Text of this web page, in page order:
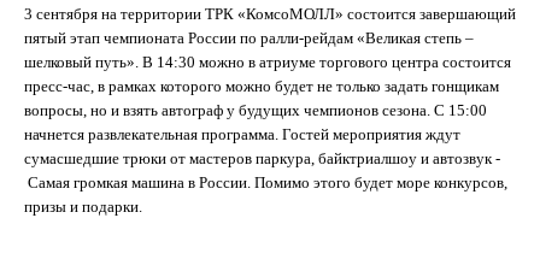
3 сентября на территории ТРК «КомсоМОЛЛ» состоится завершающий
пятый этап чемпионата России по ралли-рейдам «Великая степь –
шелковый путь». В 14:30 можно в атриуме торгового центра состоится
пресс-час, в рамках которого можно будет не только задать гонщикам
вопросы, но и взять автограф у будущих чемпионов сезона. С 15:00
начнется развлекательная программа. Гостей мероприятия ждут
сумасшедшие трюки от мастеров паркура, байктриалшоу и автозвук -
Самая громкая машина в России. Помимо этого будет море конкурсов,
призы и подарки.